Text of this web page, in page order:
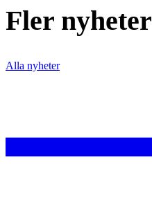
Fler nyheter
Alla nyheter